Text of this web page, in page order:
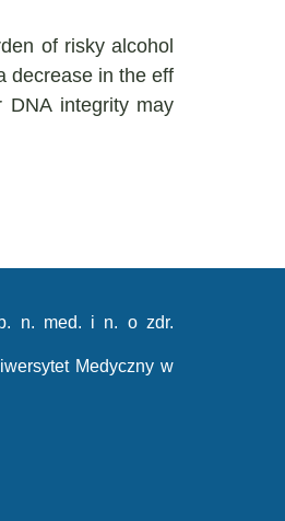
of risky alcohol
decrease in the eff
DNA integrity may
n. med. i n. o zdr.
Medyczny w